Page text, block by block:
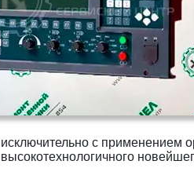
с применением